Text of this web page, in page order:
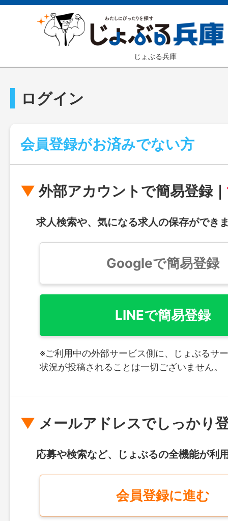
じょぶる兵庫
ログイン
会員登録がお済みでない方
外部アカウントで簡易登録｜
求人検索や、気になる求人の保存ができ
Googleで簡易登録
LINEで簡易登録
※ご利用中の外部サービス側に、じょぶるサ
状況が投稿されることは一切ございません。
メールアドレスでしっかり
応募や検索など、じょぶるの全機能が利
会員登録に進む